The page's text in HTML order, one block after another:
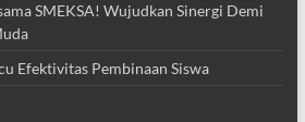
SMEKSA! Wujudkan Sinergi Demi
Efektivitas Pembinaan Siswa